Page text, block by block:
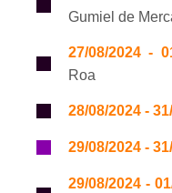
Gumiel de
27/08/2024 -
Roa
28/08/2024 -
29/08/2024 -
29/08/2024 -